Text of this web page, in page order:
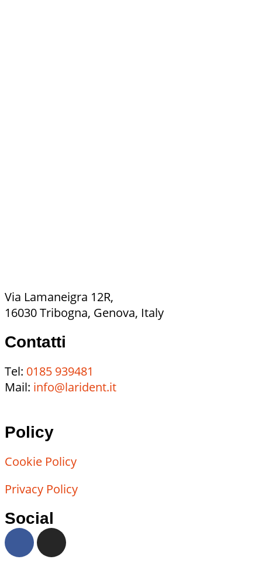
Via Lamaneigra 12R,
16030 Tribogna, Genova, Italy
Contatti
Tel: 0185 939481
Mail: info@larident.it
Policy
Cookie Policy
Privacy Policy
Social